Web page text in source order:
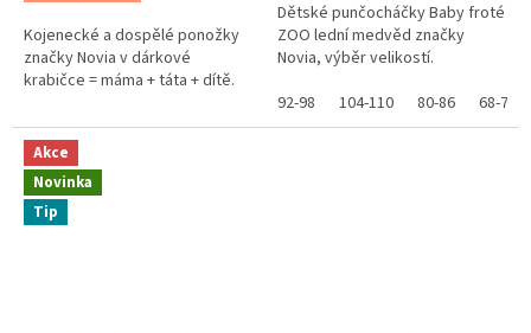
Kojenecké a dospělé ponožky
značky Novia v dárkové
krabičce = máma + táta + dítě.
5
hvězdiček.
Dětské punčocháčky Baby froté
ZOO lední medvěd značky
Novia, výběr velikostí.
92-98
104-110 80-86 68-74
Akce
Novinka
Tip